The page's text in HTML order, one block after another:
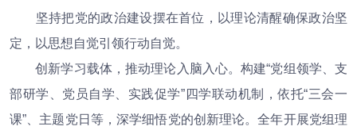
坚持把党的政治建设摆在首位，以理论清醒确保政治坚
定，以思想自觉引领行动自觉。
创新学习载体，推动理论入脑入心。构建“党组领学、支
部研学、党员自学、实践促学”四学联动机制，依托“三会一
课”、主题党日等，深学细悟党的创新理论。全年开展党组理